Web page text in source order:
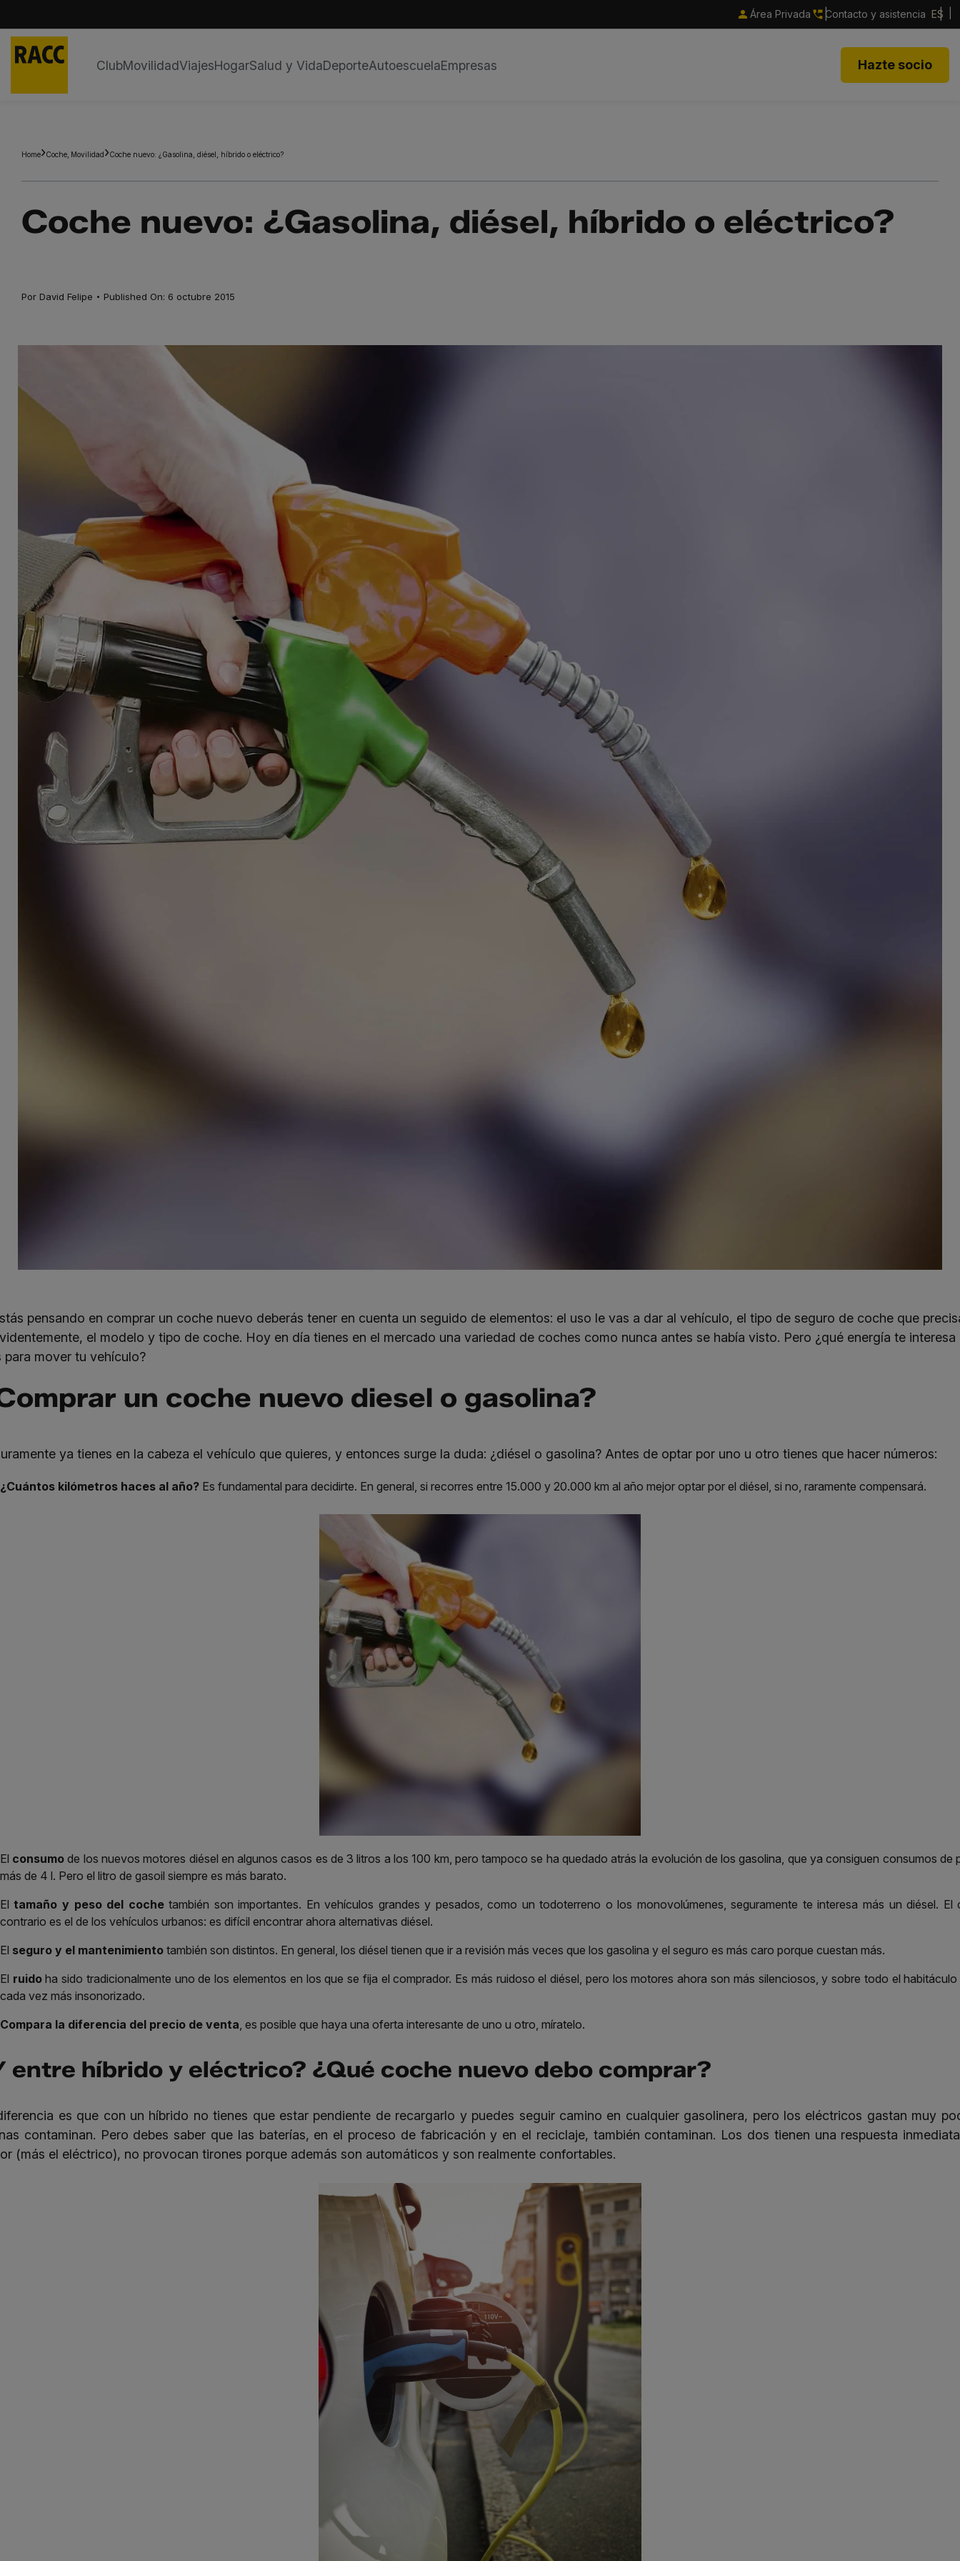
Área Privada Contacto y asistencia ES
ClubMovilidadViajesHogarSalud y VidaDeporteAutoescuelaEmpresas Hazte socio
contenido
Home Coche Movilidad Coche nuevo: ¿Gasolina, diésel, híbrido o eléctrico?
Coche nuevo: ¿Gasolina, diésel, híbrido o eléctrico?
Por David Felipe · Published On: 6 octubre 2015
pensando en comprar un coche nuevo deberás tener en cuenta un seguido de elementos: el uso le vas a dar al vehículo, el tipo de seguro de cocheque
el modelo y tipo de coche. Hoy en día tienes en el mercado una variedad de coches como nunca antes se había visto. Pero ¿qué energía te interesa
para mover tu vehículo?
un coche nuevo diesel o gasolina?
ya tienes en la cabeza el vehículo que quieres, y entonces surge la duda: ¿diésel o gasolina? Antes de optar por uno u otro tienes que hacer números:
¿Cuántos kilómetros haces al año?Es fundamental para decidirte. En general, si recorres entre 15.000 y 20.000 km al año mejor optar por el diésel, si no, raramente compensará.
El consumo de los nuevos motores diésel en algunos casos es de 3 litros a los 100 km, pero tampoco se ha quedado atrás la evolución de los gasolina, que ya consiguen consumos de
más de 4 l. Pero el litro de gasoil siempre es más barato.
Eltamaño y peso del cochetambién son importantes. En vehículos grandes y pesados, como un todoterreno o los monovolúmenes, seguramente te interesa más un diésel. El
contrario es el de los vehículos urbanos: es difícil encontrar ahora alternativas diésel.
El seguro y el mantenimientotambién son distintos. En general, los diésel tienen que ir a revisión más veces que los gasolina y el seguro es más caro porque cuestan más.
El ruidoha sido tradicionalmente uno de los elementos en los que se fija el comprador. Es más ruidoso el diésel, pero los motores ahora son más silenciosos, y sobre todo el
cada vez más insonorizado.
Compara la diferencia del precio de venta, es posible que haya una oferta interesante de uno u otro, míratelo.
entre híbrido y eléctrico? ¿Qué coche nuevo debo comprar?
es que con un híbrido no tienes que estar pendiente de recargarlo y puedes seguir camino en cualquier gasolinera, pero los eléctricos gastan muy
contaminan. Pero debes saber que las baterías, en el proceso de fabricación y en el reciclaje, también contaminan. Los dos tienen una respuesta
(más el eléctrico), no provocan tirones porque además son automáticos y son realmente confortables.